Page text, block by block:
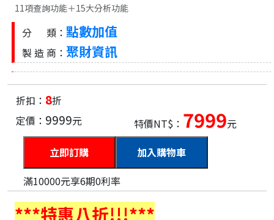
11項查詢功能＋15大分析功能
分 類： 點數加值
製 造 商： 聚財資訊
折扣： 8折
定價： 9999元 特價NT$： 7999元
加入購物車
滿10000元享6期0利率
***特惠八折!!!***